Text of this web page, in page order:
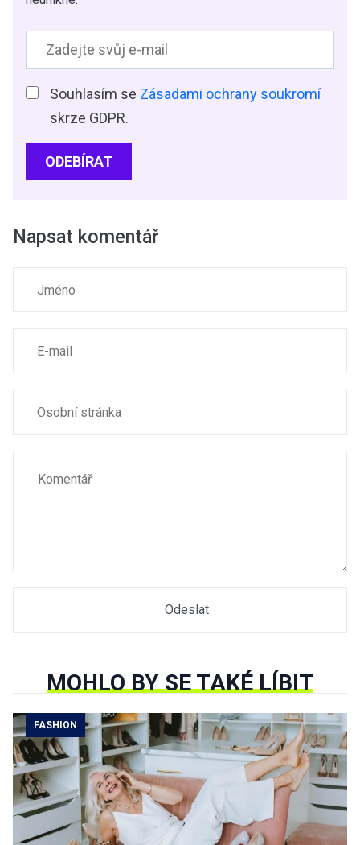
Souhlasím se Zásadami ochrany soukromí
skrze GDPR.
ODEBÍRAT
Napsat komentář
MOHLO BY SE TAKÉ LÍBIT
FASHION